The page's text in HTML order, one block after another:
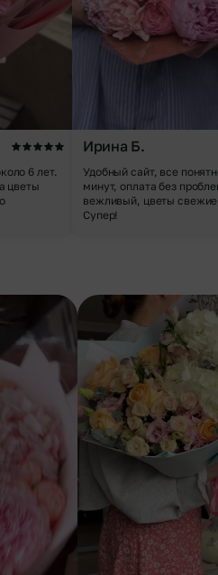
6 лет.
цветы
Ирина Б.
Удобный сайт, все
минут, оплата без
вежливый, цветы
Супер!